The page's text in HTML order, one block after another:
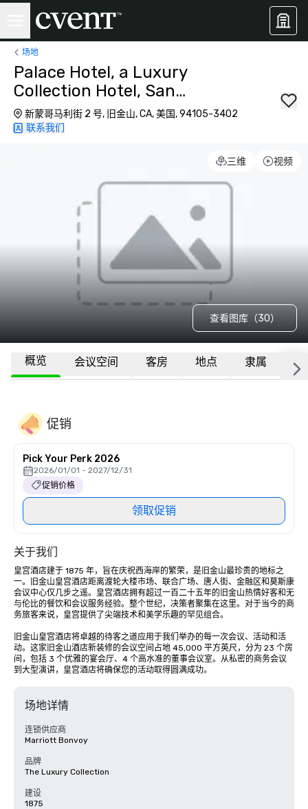
场地
Palace Hotel, a Luxury
Collection Hotel, San
Francisco
新蒙哥马利街 2 号, 旧金山, CA, 美国, 94105-3402
联系我们
三维 视频
查看图库（30）
概览 会议空间 客房 地点 隶属 更
促销
Pick Your Perk 2026
2026/01/01 - 2027/12/31
促销价格
领取促销
关于我们
皇宫酒店建于 1875 年，旨在庆祝西海岸的繁荣，是旧金山最珍贵的地标之
一。旧金山皇宫酒店距离渡轮大楼市场、联合广场、唐人街、金融区和莫斯康
会议中心仅几步之遥。皇宫酒店拥有超过一百二十五年的旧金山热情好客和无
与伦比的餐饮和会议服务经验。整个世纪，决策者聚集在这里。对于当今的商
务旅客来说，皇宫提供了尖端技术和美学乐趣的罕见组合。
旧金山皇宫酒店将卓越的待客之道应用于我们举办的每一次会议、活动和活
动。这家旧金山酒店新装修的会议空间占地 45,000 平方英尺，分为 23 个房
间，包括 3 个优雅的宴会厅、4 个高水准的董事会议室。从私密的商务会议
到大型演讲，皇宫酒店将确保您的活动取得圆满成功。
场地详情
连锁供应商
Marriott Bonvoy
品牌
The Luxury Collection
建设
1875